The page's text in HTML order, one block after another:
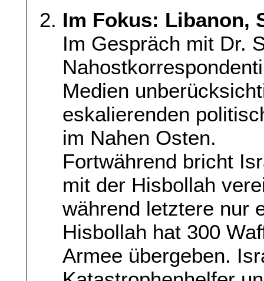
Im Fokus: Libanon,
Im Gespräch mit Dr.
Medien
eskalierenden
im Nahen Osten.
Fortwährend bricht
mit der Hisbollah
während letztere nur
Hisbollah hat 300
Armee übergeben.